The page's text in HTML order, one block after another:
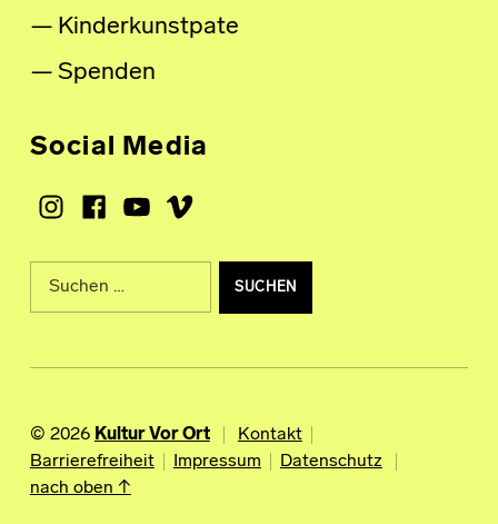
Kinderkunstpate
Spenden
Social Media
Instagram
Facebook
Youtube
Vimeo
Suche nach:
© 2026 Kultur Vor Ort
Kontakt
Barrierefreiheit
Impressum
Datenschutz
nach oben ↑